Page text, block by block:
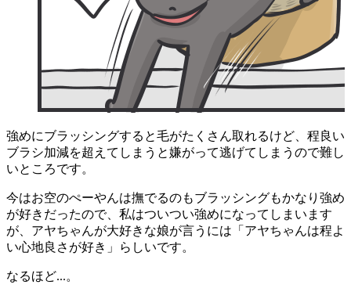
強めにブラッシングすると毛がたくさん取れるけど、程良い
ブラシ加減を超えてしまうと嫌がって逃げてしまうので難し
いところです。
今はお空のぺーやんは撫でるのもブラッシングもかなり強め
が好きだったので、私はついつい強めになってしまいます
が、アヤちゃんが大好きな娘が言うには「アヤちゃんは程よ
い心地良さが好き」らしいです。
なるほど...。